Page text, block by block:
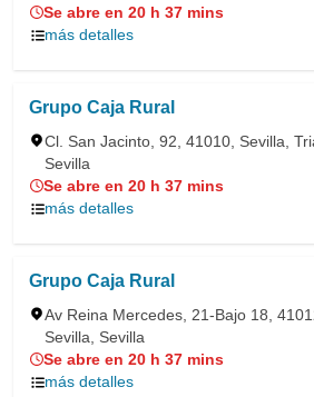
Se abre en 20 h 37 mins
más detalles
Grupo Caja Rural
Cl. San Jacinto, 92, 41010, Sevilla,
Sevilla
Se abre en 20 h 37 mins
más detalles
Grupo Caja Rural
Av Reina Mercedes, 21-Bajo 18,
Sevilla, Sevilla
Se abre en 20 h 37 mins
más detalles